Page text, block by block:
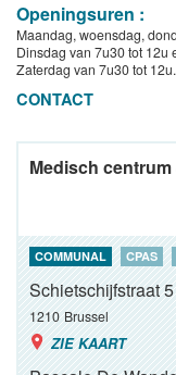
Openingsuren :
Maandag, woensdag,
Dinsdag van 7u30 tot 12u
Zaterdag van 7u30 tot 12u.
CONTACT
Medisch
COMMUNAL CPAS
Schietschijfstraat 5
1210 Brussel
ZIE KAART